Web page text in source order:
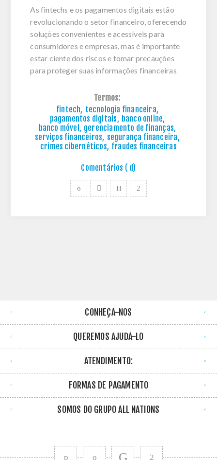
As fintechs e os pagamentos digitais estão
revolucionando o setor financeiro, oferecendo
soluções convenientes e acessíveis para
consumidores e empresas, mas é importante
estar ciente dos riscos e tomar precauções
para proteger suas informações financeiras
Termos:
fintech, tecnologia financeira,
pagamentos digitais, banco online,
banco móvel , gerenciamento de finanças,
serviços financeiros, segurança financeira,
crimes cibernéticos, fraudes financeiras
Comentários ( d)
CONHEÇA-NOS
QUEREMOS AJUDÁ-LO
ATENDIMENTO:
FORMAS DE PAGAMENTO
SOMOS DO GRUPO ALL NATIONS